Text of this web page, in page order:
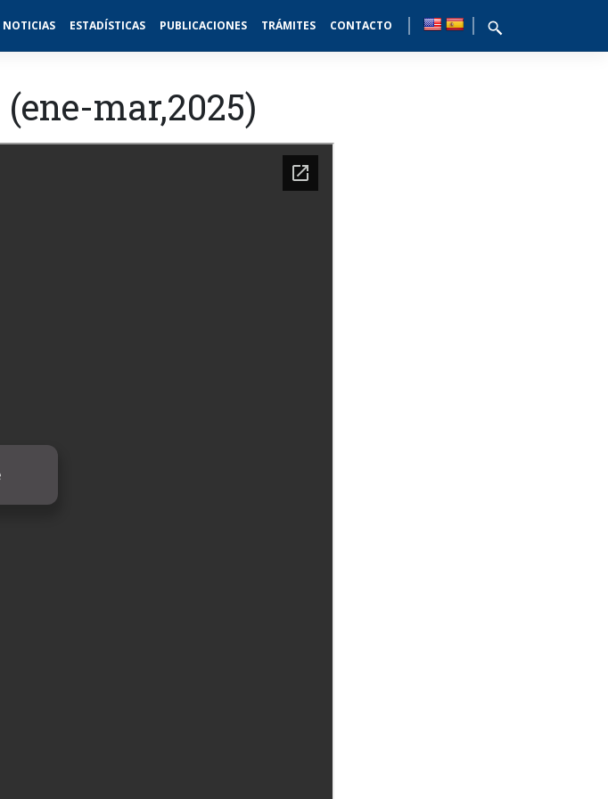
NOTICIAS ESTADÍSTICAS PUBLICACIONES TRÁMITES CONTACTO
mar,2025)